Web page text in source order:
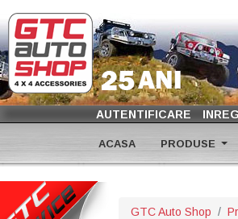
AUTENTIFICARE
ACASA PRODUSE
GTC Auto Shop